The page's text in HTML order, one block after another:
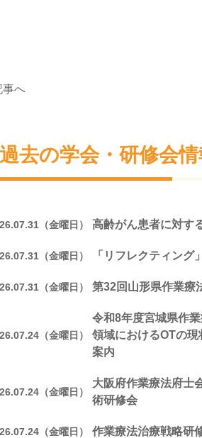
事へ
過去の学会・研修会情
（金曜日） 高齢がん患者に対す
（金曜日） 「リフレクティング
（金曜日） 第32回山形県作業療
（金曜日）
令和8年度宮城県作
領域におけるOTの
案内
（金曜日）
大阪府作業療法府士
術研修会
（金曜日） 作業療法治療戦略研